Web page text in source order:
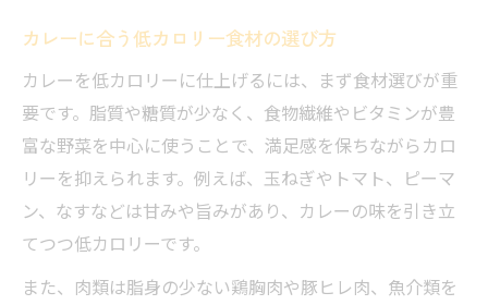
カレーに合う低カロリー食材の選び方
カレーを低カロリーに仕上げるには、まず食材選びが重
要です。脂質や糖質が少なく、食物繊維やビタミンが豊
富な野菜を中心に使うことで、満足感を保ちながらカロ
リーを抑えられます。例えば、玉ねぎやトマト、ピーマ
ン、なすなどは甘みや旨みがあり、カレーの味を引き立
てつつ低カロリーです。
また、肉類は脂身の少ない鶏胸肉や豚ヒレ肉、魚介類を